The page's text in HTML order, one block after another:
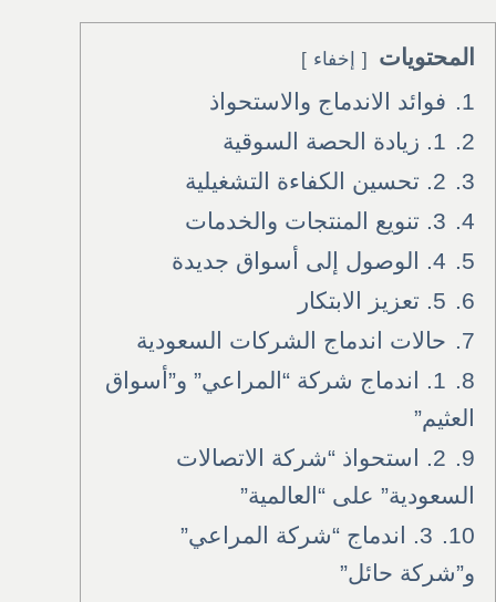
المحتويات إخفاء
1.
فوائد الاندماج والاستحواذ
2.
1. زيادة الحصة السوقية
3.
2. تحسين الكفاءة التشغيلية
4.
3. تنويع المنتجات والخدمات
5.
4. الوصول إلى أسواق جديدة
6.
5. تعزيز الابتكار
7.
حالات اندماج الشركات السعودية
8.
1. اندماج شركة “المراعي” و”أسواق
العثيم”
9.
2. استحواذ “شركة الاتصالات
السعودية” على “العالمية”
10.
3. اندماج “شركة المراعي”
و”شركة حائل”